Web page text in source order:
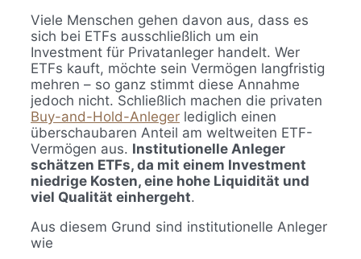
Viele Menschen gehen davon aus, dass es
sich bei ETFs ausschließlich um ein
Investment für Privatanleger handelt. Wer
ETFs kauft, möchte sein Vermögen langfristig
mehren – so ganz stimmt diese Annahme
jedoch nicht. Schließlich machen die privaten
Buy-and-Hold-Anleger lediglich einen
überschaubaren Anteil am weltweiten ETF-
Vermögen aus. Institutionelle Anleger
schätzen ETFs, da mit einem Investment
niedrige Kosten, eine hohe Liquidität und
viel Qualität einhergeht.
Aus diesem Grund sind institutionelle Anleger
wie